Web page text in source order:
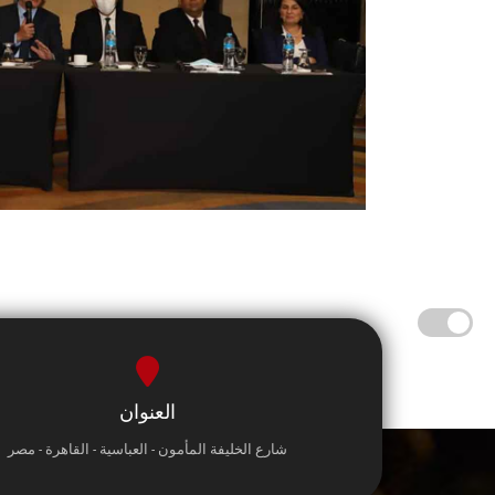
العنوان
شارع الخليفة المأمون - العباسية - القاهرة - مصر